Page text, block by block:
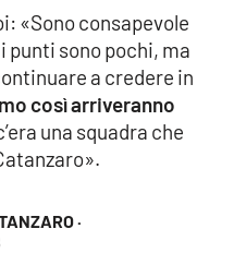
·
«Sono consapevole
punti sono pochi, ma
a credere in
così arriveranno
una squadra che